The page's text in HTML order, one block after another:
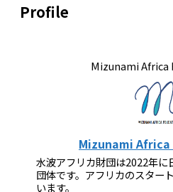
Profile
Mizunami Africa
Mizunami
水波アフリカ財団は2022年に
団体です。アフリカのスター
います。